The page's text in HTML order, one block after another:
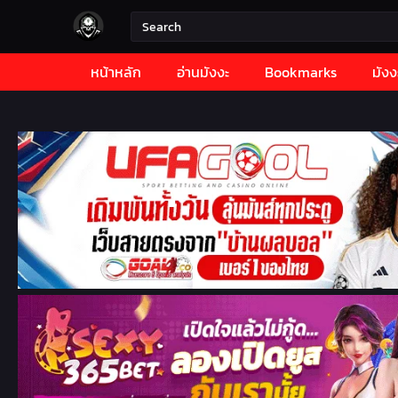
หน้าหลัก อ่านมังงะ Bookmarks มังง